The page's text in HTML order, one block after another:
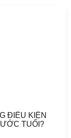
ĐIỀU KIỆN
TUỔI?